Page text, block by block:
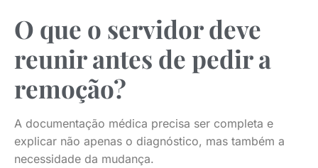
O que o servidor deve
reunir antes de pedir a
remoção?
A documentação médica precisa ser completa e
explicar não apenas o diagnóstico, mas também a
necessidade da mudança.